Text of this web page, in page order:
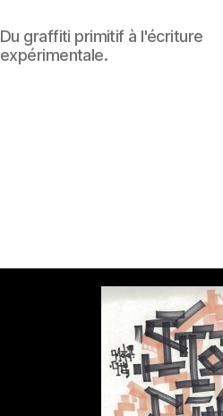
Du graffiti primitif à l'écriture
expérimentale.